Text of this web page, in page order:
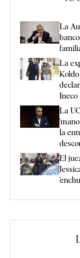
La
La
Koldo
Ineco
La
la
El